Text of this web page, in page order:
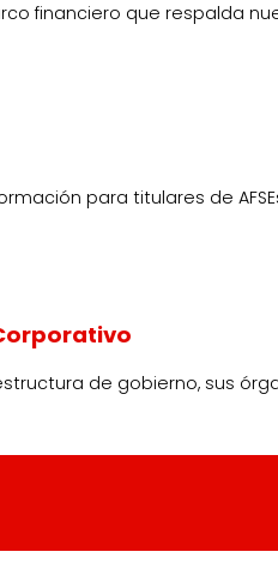
financiero que respalda
para titulares de
de gobierno, sus